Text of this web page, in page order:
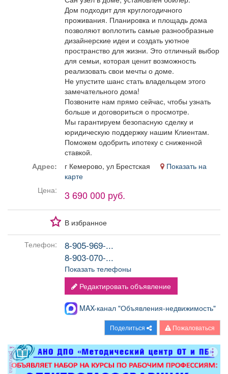
Дом подходит для круглогодичного
проживания. Планировка и площадь дома
позволяют воплотить самые разнообразные
дизайнерские идеи и создать уютное
пространство для жизни. Это отличный выбор
для семьи, которая ценит возможность
реализовать свои мечты о доме.
Не упустите шанс стать владельцем этого
замечательного дома!
Позвоните нам прямо сейчас, чтобы узнать
больше и договориться о просмотре.
Мы гарантируем безопасную сделку и
юридическую поддержку нашим Клиентам.
Поможем одобрить ипотеку с сниженной
ставкой.
Адрес:
г Кемерово, ул Брестская
Показать на
карте
Цена:
3 690 000 руб.
В избранное
Телефон:
8-905-969-...
8-903-070-...
Показать телефоны
Редактировать объявление
MAX-канал "Объявления-недвижимость"
Поделиться Пожаловаться
реклама